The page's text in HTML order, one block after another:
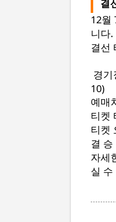
결
12월
니다.
결선
경기
10)
예매
티켓
티켓
결
자세
실